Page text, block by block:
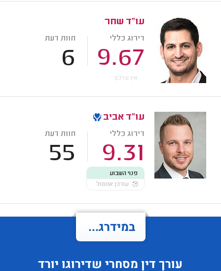
עו"ד שחר
דירוג כללי
9.67
חוות דעת
6
אין עדכון
עו"ד אביב
דירוג כללי
9.31
חוות דעת
55
פנוי השבוע
עודכן אתמול
במידרג...
עורך דין מסחרי שדירוגו יורד